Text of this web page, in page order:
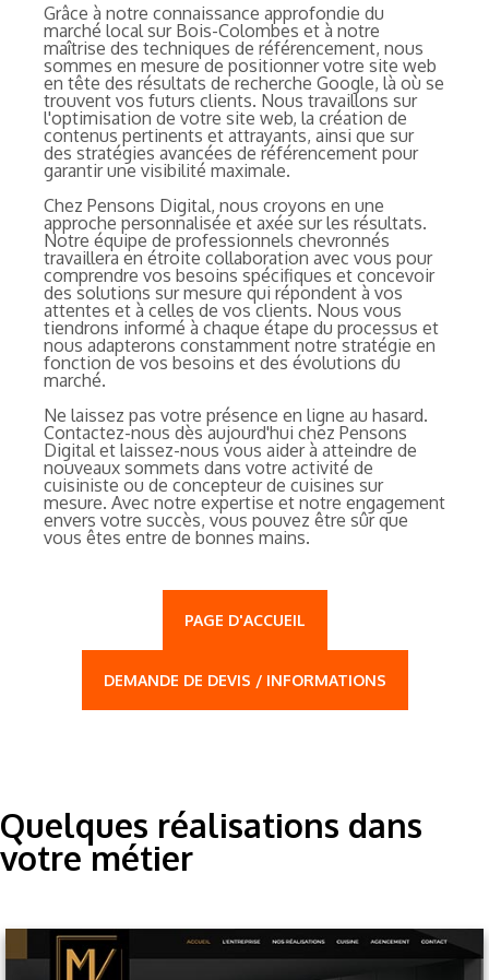
Grâce à notre connaissance approfondie du
marché local sur Bois-Colombes et à notre
maîtrise des techniques de référencement, nous
sommes en mesure de positionner votre site web
en tête des résultats de recherche Google, là où se
trouvent vos futurs clients. Nous travaillons sur
l'optimisation de votre site web, la création de
contenus pertinents et attrayants, ainsi que sur
des stratégies avancées de référencement pour
garantir une visibilité maximale.
Chez Pensons Digital, nous croyons en une
approche personnalisée et axée sur les résultats.
Notre équipe de professionnels chevronnés
travaillera en étroite collaboration avec vous pour
comprendre vos besoins spécifiques et concevoir
des solutions sur mesure qui répondent à vos
attentes et à celles de vos clients. Nous vous
tiendrons informé à chaque étape du processus et
nous adapterons constamment notre stratégie en
fonction de vos besoins et des évolutions du
marché.
Ne laissez pas votre présence en ligne au hasard.
Contactez-nous dès aujourd'hui chez Pensons
Digital et laissez-nous vous aider à atteindre de
nouveaux sommets dans votre activité de
cuisiniste ou de concepteur de cuisines sur
mesure. Avec notre expertise et notre engagement
envers votre succès, vous pouvez être sûr que
vous êtes entre de bonnes mains.
PAGE D'ACCUEIL
DEMANDE DE DEVIS / INFORMATIONS
Quelques réalisations dans
votre métier